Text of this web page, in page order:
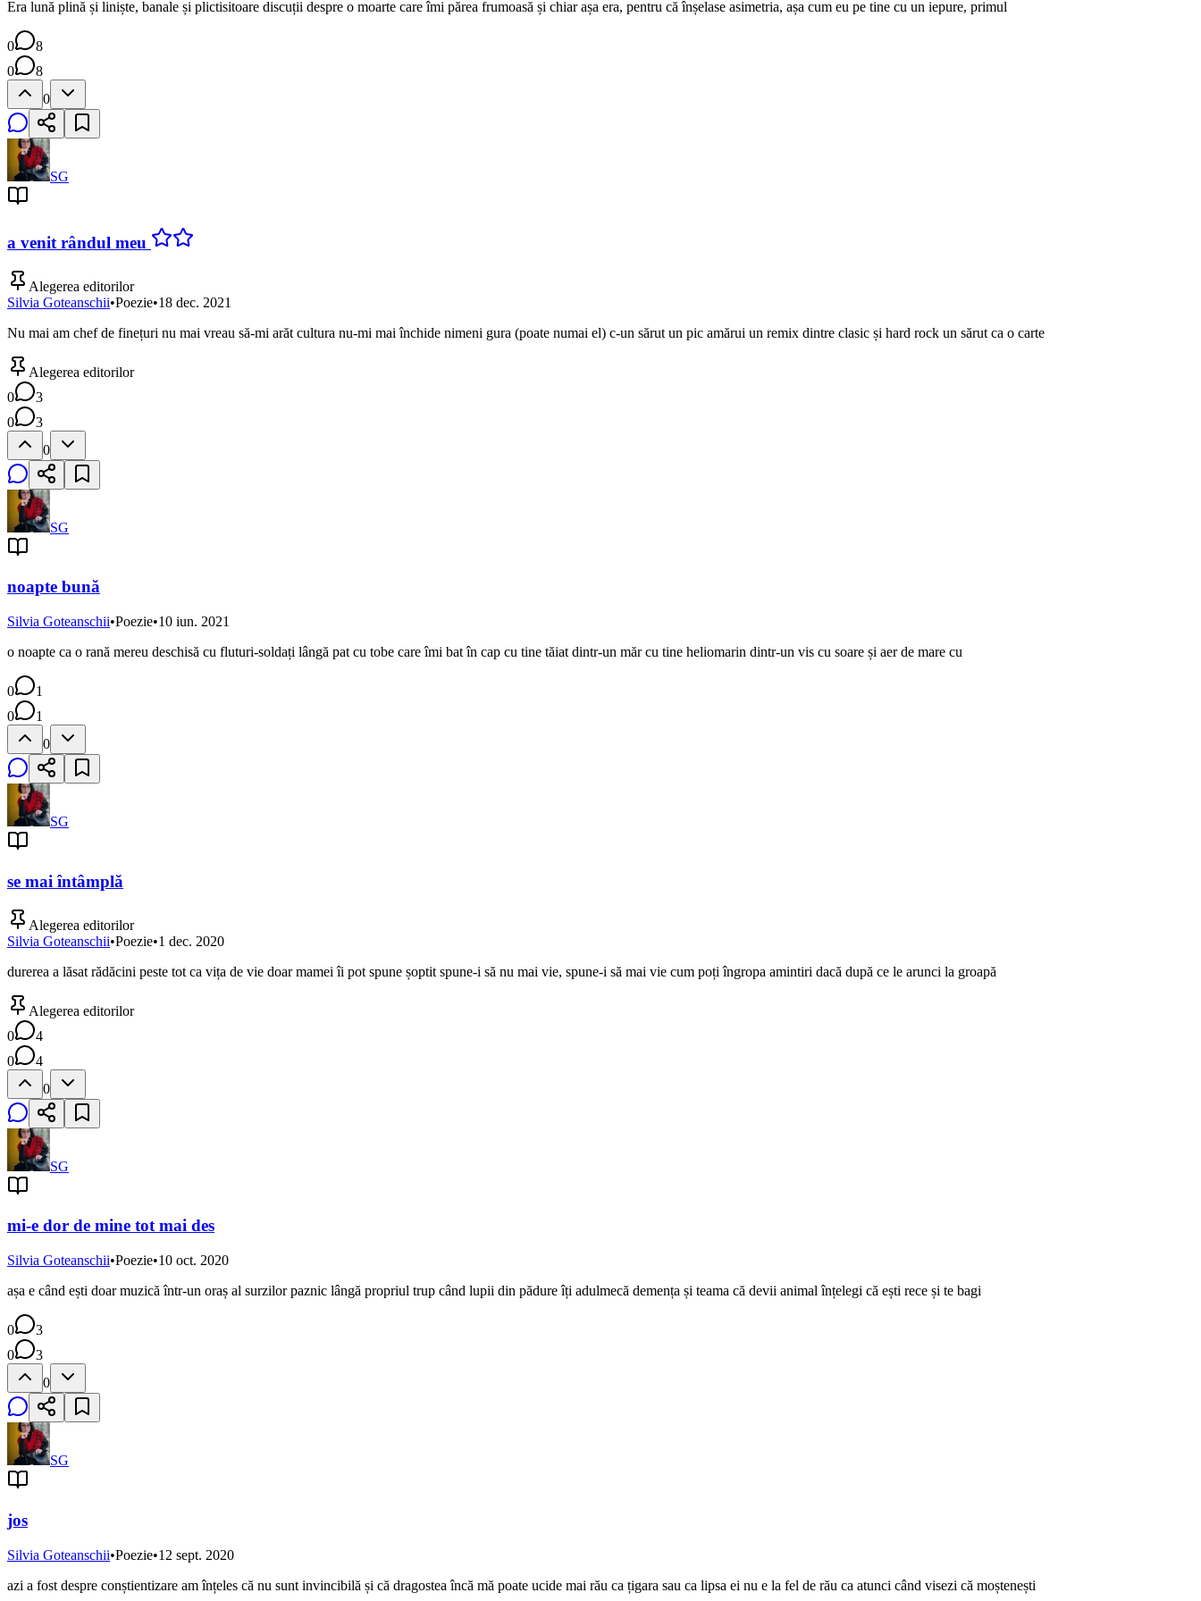
Era lună plină și liniște, banale și plictisitoare discuții despre o moarte care îmi părea frumoasă și chiar așa era, pentru că înșelase asimetria, așa cum eu pe tine cu un iepure, primul
0
8
0
8
0
SG
a venit rândul meu
Alegerea editorilor
Silvia Goteanschii•Poezie•18 dec. 2021
Nu mai am chef de finețuri nu mai vreau să-mi arăt cultura nu-mi mai închide nimeni gura (poate numai el) c-un sărut un pic amărui un remix dintre clasic și hard rock un sărut ca o carte
Alegerea editorilor
0
3
0
3
0
SG
noapte bună
Silvia Goteanschii•Poezie•10 iun. 2021
o noapte ca o rană mereu deschisă cu fluturi-soldați lângă pat cu tobe care îmi bat în cap cu tine tăiat dintr-un măr cu tine heliomarin dintr-un vis cu soare și aer de mare cu
0
1
0
1
0
SG
se mai întâmplă
Alegerea editorilor
Silvia Goteanschii•Poezie•1 dec. 2020
durerea a lăsat rădăcini peste tot ca vița de vie doar mamei îi pot spune șoptit spune-i să nu mai vie, spune-i să mai vie cum poți îngropa amintiri dacă după ce le arunci la groapă
Alegerea editorilor
0
4
0
4
0
SG
mi-e dor de mine tot mai des
Silvia Goteanschii•Poezie•10 oct. 2020
așa e când ești doar muzică într-un oraș al surzilor paznic lângă propriul trup când lupii din pădure îți adulmecă demența și teama că devii animal înțelegi că ești rece și te bagi
0
3
0
3
0
SG
jos
Silvia Goteanschii•Poezie•12 sept. 2020
azi a fost despre conștientizare am înțeles că nu sunt invincibilă și că dragostea încă mă poate ucide mai rău ca țigara sau ca lipsa ei nu e la fel de rău ca atunci când visezi că moștenești